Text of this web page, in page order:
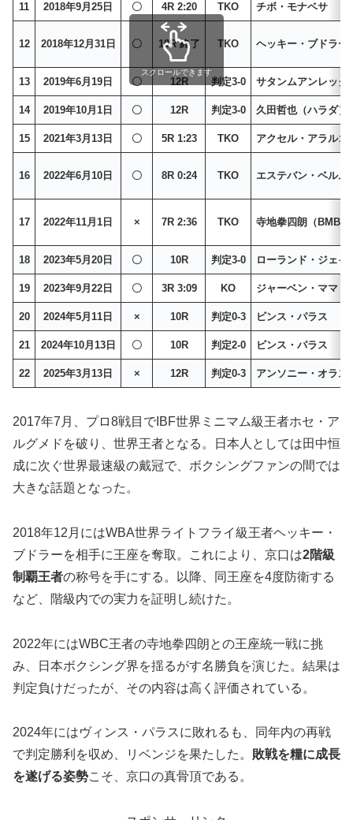
11 2018年9月25日 〇 4R 2:20 TKO チボ・モナベサ
12 2018年12月31日 〇 10R 終了 TKO ヘッキー・ブドラー
13 2019年6月19日 〇 12R 判定3-0 サタンムアンレック
14 2019年10月1日 〇 12R 判定3-0 久田哲也（ハラダ）
15 2021年3月13日 〇 5R 1:23 TKO アクセル・アラルゴ
16 2022年6月10日 〇 8R 0:24 TKO エステバン・ベルム
17 2022年11月1日 × 7R 2:36 TKO 寺地拳四朗（BMB）
18 2023年5月20日 〇 10R 判定3-0 ローランド・ジェイ
19 2023年9月22日 〇 3R 3:09 KO ジャーベン・ママ
20 2024年5月11日 × 10R 判定0-3 ビンス・パラス
21 2024年10月13日 〇 10R 判定2-0 ビンス・パラス
22 2025年3月13日 × 12R 判定0-3 アンソニー・オラス
スクロールできます
2017年7月、プロ8戦目でIBF世界ミニマム級王者ホセ・ア
ルグメドを破り、世界王者となる。日本人としては田中恒
成に次ぐ世界最速級の戴冠で、ボクシングファンの間では
大きな話題となった。
2018年12月にはWBA世界ライトフライ級王者ヘッキー・
ブドラーを相手に王座を奪取。これにより、京口は2階級
制覇王者の称号を手にする。以降、同王座を4度防衛する
など、階級内での実力を証明し続けた。
2022年にはWBC王者の寺地拳四朗との王座統一戦に挑
み、日本ボクシング界を揺るがす名勝負を演じた。結果は
判定負けだったが、その内容は高く評価されている。
2024年にはヴィンス・パラスに敗れるも、同年内の再戦
で判定勝利を収め、リベンジを果たした。 敗戦を糧に成長
を遂げる姿勢こそ、京口の真骨頂である。